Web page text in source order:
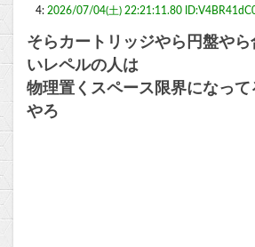
4: 2026/07/04(土) 22:21:11.80
そらカートリッジやら円盤や
いレペルの人は
物理置くスペース限界になっ
やろ